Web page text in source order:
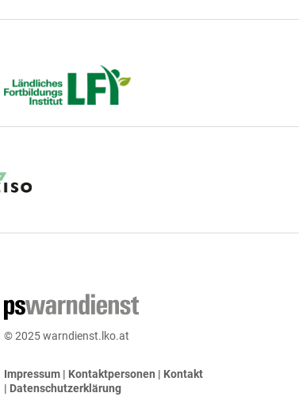
© 2025 warndienst.lko.at
Impressum | Kontaktpersonen | Kontakt
| Datenschutzerklärung